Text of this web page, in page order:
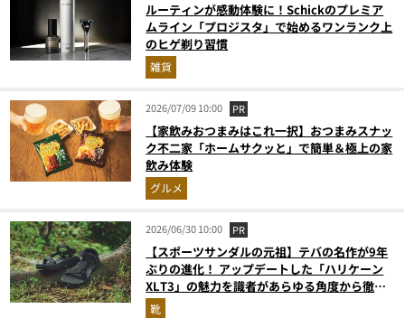
ルーティンが感動体験に！Schickのプレミア
ムライン「プロジスタ」で始めるワンランク上
のヒゲ剃り習慣
雑貨
2026/07/09 10:00 PR
【家飲みおつまみはこれ一択】おつまみスナッ
ク不二家「ホームサクッと」で簡単＆極上の家
飲み体験
グルメ
2026/06/30 10:00 PR
【スポーツサンダルの元祖】テバの名作が9年
ぶりの進化！ アップデートした「ハリケーン
XLT3」の魅力を識者があらゆる角度から徹底
解説！
靴